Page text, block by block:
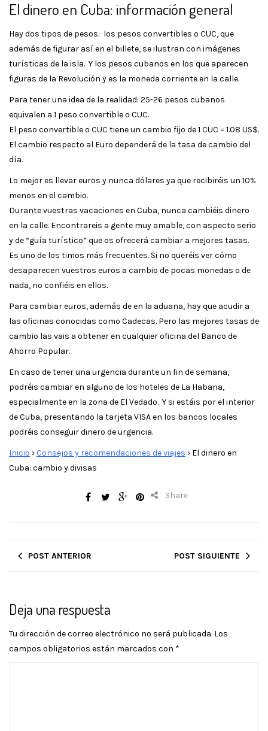
El dinero en Cuba: información general
Hay dos tipos de pesos: los pesos convertibles o CUC, que
además de figurar así en el billete, se ilustran con imágenes
turísticas de la isla. Y los pesos cubanos en los que aparecen
figuras de la Revolución y es la moneda corriente en la calle.
Para tener una idea de la realidad: 25-26 pesos cubanos
equivalen a 1 peso convertible o CUC.
El peso convertible o CUC tiene un cambio fijo de 1 CUC = 1.08 US$.
El cambio respecto al Euro dependerá de la tasa de cambio del
día.
Lo mejor es llevar euros y nunca dólares ya que recibiréis un 10%
menos en el cambio.
Durante vuestras vacaciones en Cuba, nunca cambiéis dinero
en la calle. Encontrareis a gente muy amable, con aspecto serio
y de “guía turístico” que os ofrecerá cambiar a mejores tasas.
Es uno de los timos más frecuentes. Si no queréis ver cómo
desaparecen vuestros euros a cambio de pocas monedas o de
nada, no confiéis en ellos.
Para cambiar euros, además de en la aduana, hay que acudir a
las oficinas conocidas como Cadecas. Pero las mejores tasas de
cambio las vais a obtener en cualquier oficina del Banco de
Ahorro Popular.
En caso de tener una urgencia durante un fin de semana,
podréis cambiar en alguno de los hoteles de La Habana,
especialmente en la zona de El Vedado. Y si estáis por el interior
de Cuba, presentando la tarjeta VISA en los bancos locales
podréis conseguir dinero de urgencia.
Inicio ›Consejos y recomendaciones de viajes › El dinero en
Cuba: cambio y divisas
Share
POST ANTERIOR POST SIGUIENTE
Deja una respuesta
Tu dirección de correo electrónico no será publicada. Los
campos obligatorios están marcados con *